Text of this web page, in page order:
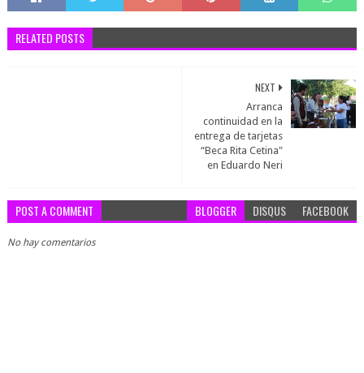
RELATED POSTS
NEXT
Arranca
continuidad en la
entrega de tarjetas
“Beca Rita Cetina"
en Eduardo Neri
POST A COMMENT BLOGGER DISQUS FACEBOOK
No hay comentarios